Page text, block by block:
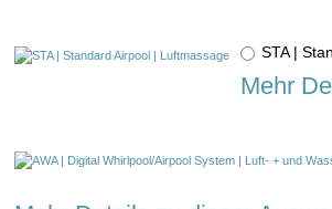
STA |
Mehr